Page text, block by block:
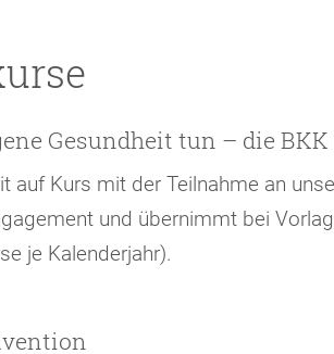
Gesundheit tun – die
auf Kurs mit der Teilnahme an
und übernimmt bei
je Kalenderjahr).